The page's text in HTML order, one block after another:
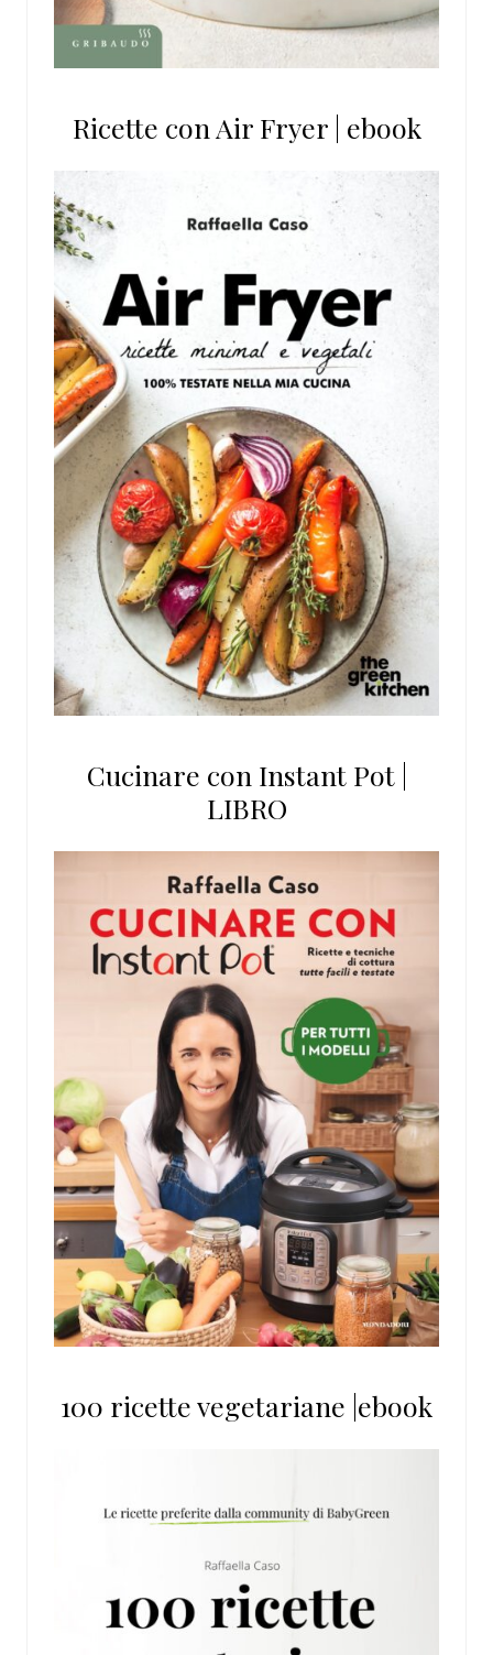
Ricette con Air Fryer | ebook
Cucinare con Instant Pot |
LIBRO
100 ricette vegetariane |ebook